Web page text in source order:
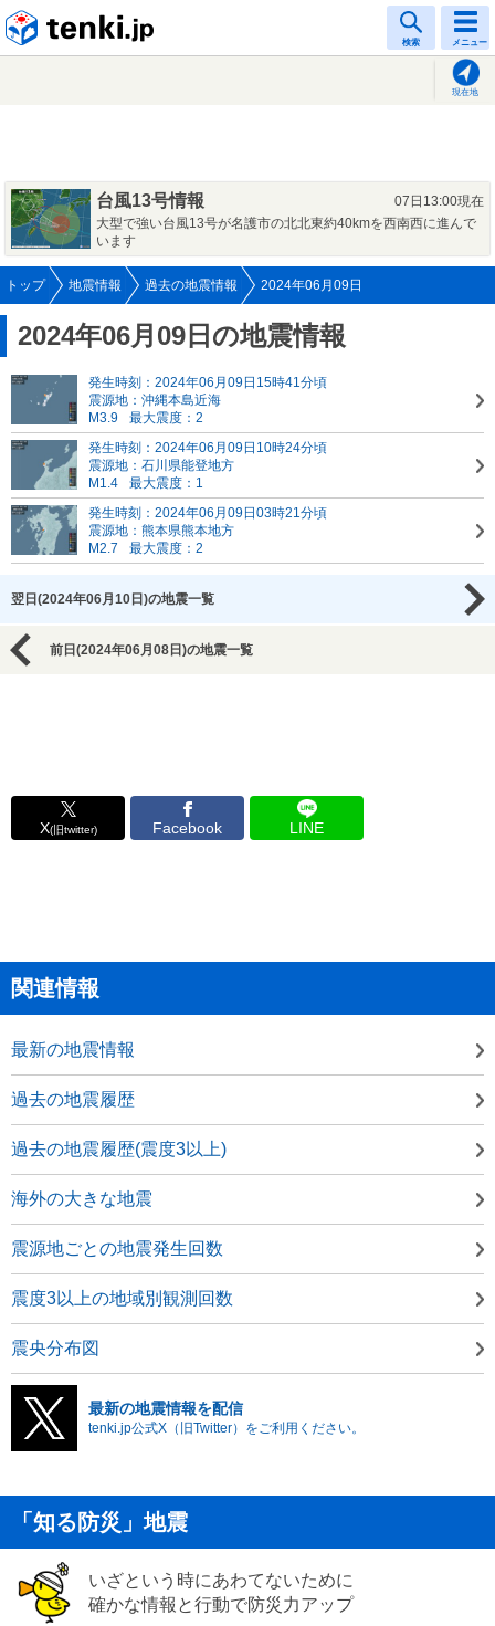
検索 メニュー
現在地
台風13号情報
07日13:00現在
大型で強い台風13号が名護市の北北東約40kmを西南西に進んで
います
トップ 地震情報 過去の地震情報 2024年06月09日
2024年06月09日の地震情報
発生時刻：2024年06月09日15時41分頃
震源地：沖縄本島近海
M3.9
最大震度：2
発生時刻：2024年06月09日10時24分頃
震源地：石川県能登地方
M1.4
最大震度：1
発生時刻：2024年06月09日03時21分頃
震源地：熊本県熊本地方
M2.7
最大震度：2
翌日(2024年06月10日)の地震一覧
前日(2024年06月08日)の地震一覧
X(旧twitter) Facebook LINE
関連情報
最新の地震情報
過去の地震履歴
過去の地震履歴(震度3以上)
海外の大きな地震
震源地ごとの地震発生回数
震度3以上の地域別観測回数
震央分布図
最新の地震情報を配信
tenki.jp公式X（旧Twitter）をご利用ください。
「知る防災」地震
いざという時にあわてないために
確かな情報と行動で防災力アップ